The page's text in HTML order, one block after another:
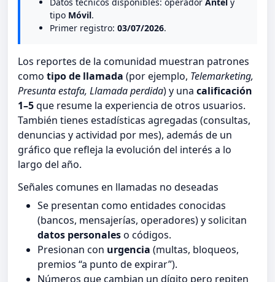
tipo Móvil.
Primer registro: 03/07/2026.
Los reportes de la comunidad muestran patrones
como tipo de llamada (por ejemplo, Telemarketing,
Presunta estafa, Llamada perdida) y una calificación
1–5que resume la experiencia de otros usuarios.
También tienes estadísticas agregadas (consultas,
denuncias y actividad por mes), además de un
gráfico que refleja la evolución del interés a lo
largo del año.
Señales comunes en llamadas no deseadas
Se presentan como entidades conocidas
(bancos, mensajerías, operadores) y solicitan
datos personaleso códigos.
Presionan con urgencia (multas, bloqueos,
premios “a punto de expirar”).
Números que cambian un dígito pero repiten